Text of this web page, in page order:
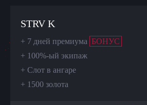
STRV K
+ 7 дней премиума БОНУС
+ 100%-ый экипаж
+ Слот в ангаре
+ 1500 золота